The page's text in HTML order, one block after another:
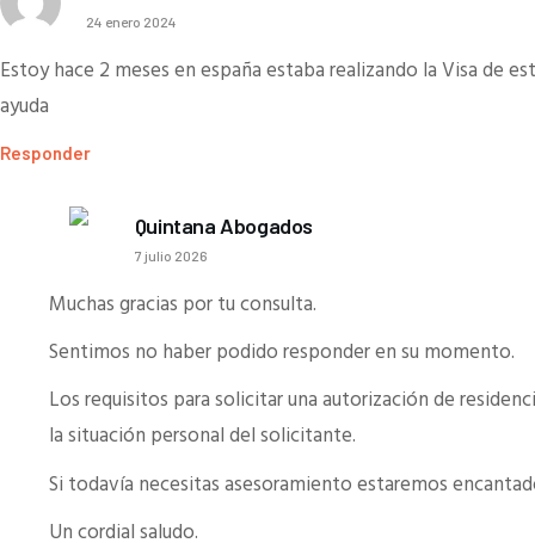
24 enero 2024
Estoy hace 2 meses en españa estaba realizando la Visa de
ayuda
Responder
Quintana Abogados
7 julio 2026
Muchas gracias por tu consulta.
Sentimos no haber podido responder en su momento.
Los requisitos para solicitar una autorización de
la situación personal del solicitante.
Si todavía necesitas asesoramiento estaremos
Un cordial saludo.